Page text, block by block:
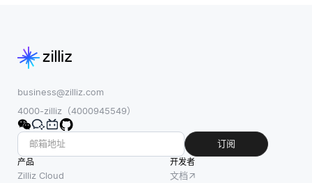
business@zilliz.com
4000-zilliz（4000945549）
订阅
产品
Zilliz Cloud
开发者
文档